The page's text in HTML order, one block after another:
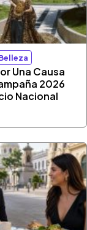
Una Causa
2026
Nacional